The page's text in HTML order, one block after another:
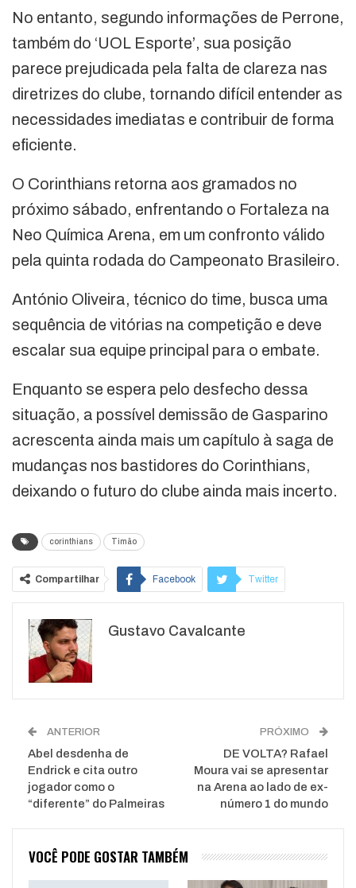
No entanto, segundo informações de Perrone,
também do ‘UOL Esporte’, sua posição
parece prejudicada pela falta de clareza nas
diretrizes do clube, tornando difícil entender as
necessidades imediatas e contribuir de forma
eficiente.
O Corinthians retorna aos gramados no
próximo sábado, enfrentando o Fortaleza na
Neo Química Arena, em um confronto válido
pela quinta rodada do Campeonato Brasileiro.
António Oliveira, técnico do time, busca uma
sequência de vitórias na competição e deve
escalar sua equipe principal para o embate.
Enquanto se espera pelo desfecho dessa
situação, a possível demissão de Gasparino
acrescenta ainda mais um capítulo à saga de
mudanças nos bastidores do Corinthians,
deixando o futuro do clube ainda mais incerto.
corinthians Timão
Compartilhar Facebook Twitter
WhatsApp
Gustavo Cavalcante
ANTERIOR
Abel desdenha de
Endrick e cita outro
jogador como o
“diferente” do Palmeiras
PRÓXIMO
DE VOLTA? Rafael
Moura vai se apresentar
na Arena ao lado de ex-
número 1 do mundo
VOCÊ PODE GOSTAR TAMBÉM